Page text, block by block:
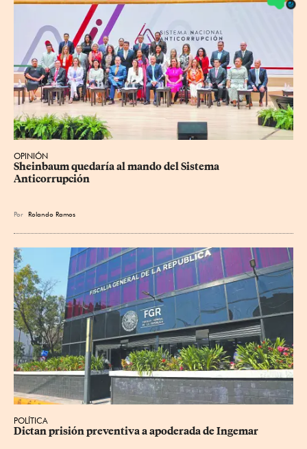
OPINIÓN
Sheinbaum quedaría al mando del Sistema
Anticorrupción
Por Rolando Ramos
POLÍTICA
Dictan prisión preventiva a apoderada de Ingemar